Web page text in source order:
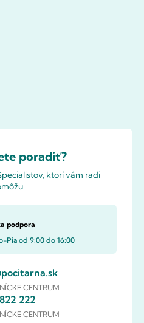
poradiť?
ktorí vám radi
podpora
Pia od 9:00 do 16:00
CENTRUM
222
CENTRUM